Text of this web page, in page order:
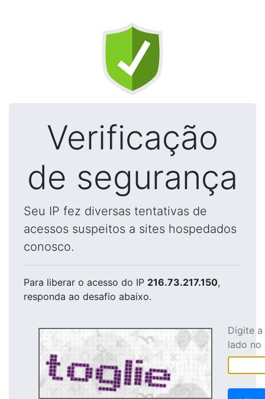
Verificação
de segurança
Seu IP fez diversas tentativas de
acessos suspeitos a sites hospedados
conosco.
Para liberar o acesso do IP 216.73.217.150,
responda ao desafio abaixo.
Digite
lado no